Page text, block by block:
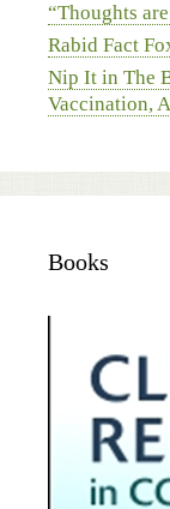
“Thoughts
Rabid Fact
Nip It in The
Vaccination,
Books